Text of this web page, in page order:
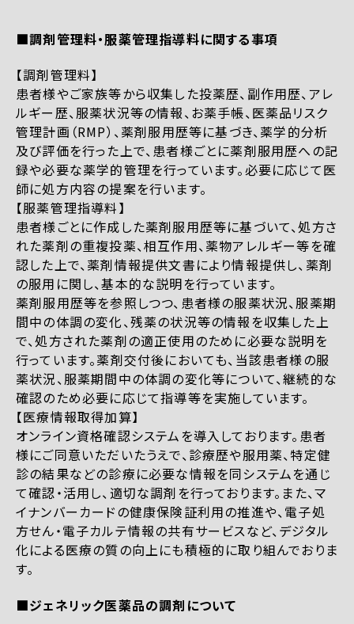
■調剤管理料・服薬管理指導料に関する事項
【調剤管理料】
患者様やご家族等から収集した投薬歴、副作用歴、アレ
ルギー歴、服薬状況等の情報、お薬手帳、医薬品リスク
管理計画（RMP）、薬剤服用歴等に基づき、薬学的分析
及び評価を行った上で、患者様ごとに薬剤服用歴への記
録や必要な薬学的管理を行っています。必要に応じて医
師に処方内容の提案を行います。
【服薬管理指導料】
患者様ごとに作成した薬剤服用歴等に基づいて、処方さ
れた薬剤の重複投薬、相互作用、薬物アレルギー等を確
認した上で、薬剤情報提供文書により情報提供し、薬剤
の服用に関し、基本的な説明を行っています。
薬剤服用歴等を参照しつつ、患者様の服薬状況、服薬期
間中の体調の変化、残薬の状況等の情報を収集した上
で、処方された薬剤の適正使用のために必要な説明を
行っています。薬剤交付後においても、当該患者様の服
薬状況、服薬期間中の体調の変化等について、継続的な
確認のため必要に応じて指導等を実施しています。
【医療情報取得加算】
オンライン資格確認システムを導入しております。患者
様にご同意いただいたうえで、診療歴や服用薬、特定健
診の結果などの診療に必要な情報を同システムを通じ
て確認・活用し、適切な調剤を行っております。また、マ
イナンバーカードの健康保険証利用の推進や、電子処
方せん・電子カルテ情報の共有サービスなど、デジタル
化による医療の質の向上にも積極的に取り組んでおりま
す。
■ジェネリック医薬品の調剤について